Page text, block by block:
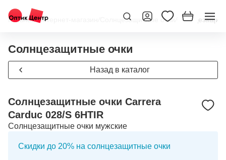
Главная/Интернет-магазин Солнцезащитные очки
Солнцезащитные очки
Назад в каталог
Солнцезащитные очки Carrera
Carduc 028/S 6HTIR
Солнцезащитные очки мужские
Скидки до 20% на солнцезащитные очки